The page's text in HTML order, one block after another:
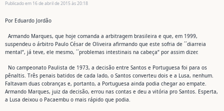
Publicado em 16 de abril de 2015 às 20:18
Por Eduardo Jordão
Armando Marques, que hoje comanda a arbitragem brasileira e que, em 1999,
suspendeu o árbitro Paulo César de Oliveira afirmando que este sofria de ´´diarreia
mental“, já teve, ele mesmo, ´´problemas intestinais na cabeça“ por assim dizer.
No campeonato Paulista de 1973, a decisão entre Santos e Portuguesa foi para os
pênaltis. Três penais batidos de cada lado, o Santos converteu dois e a Lusa, nenhum.
Faltavam duas cobranças e, portanto, a Portuguesa ainda podia chegar ao empate.
Armando Marques, juiz da decisão, errou nas contas e deu a vitória pro Santos. Esperta,
a Lusa deixou o Pacaembu o mais rápido que podia.